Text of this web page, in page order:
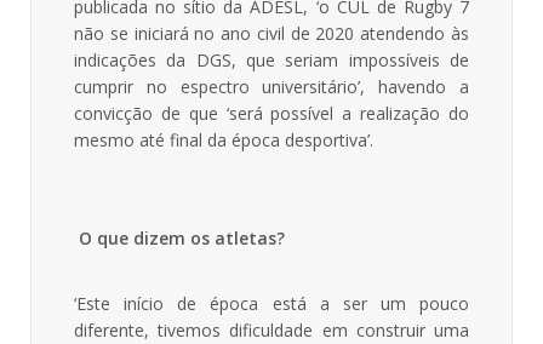
publicada no sítio da ADESL, ‘o CUL de Rugby 7
não se iniciará no ano civil de 2020 atendendo às
indicações da DGS, que seriam impossíveis de
cumprir no espectro universitário’, havendo a
convicção de que ‘será possível a realização do
mesmo até final da época desportiva’.
O que dizem os atletas?
‘Este início de época está a ser um pouco
diferente, tivemos dificuldade em construir uma